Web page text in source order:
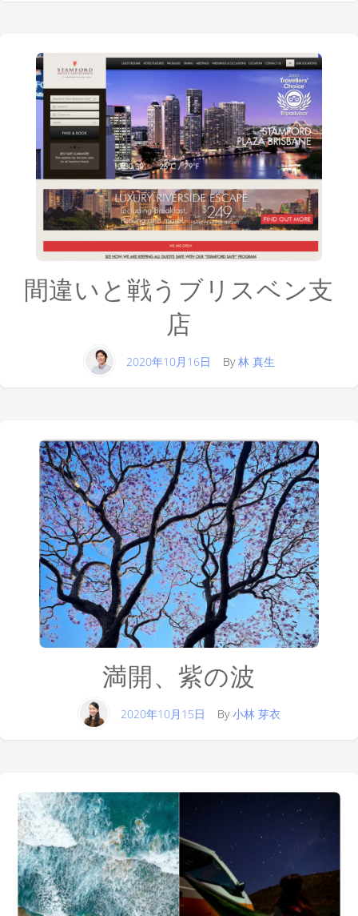
間違いと戦うブリスベン支
店
2020年10月16日 By林 真生
満開、紫の波
2020年10月15日 By小林 芽衣